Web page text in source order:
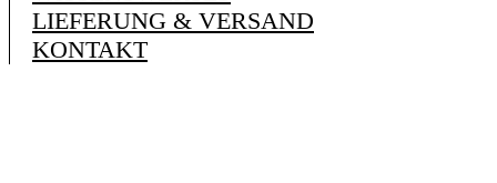
LIEFERUNG & VERSAND
KONTAKT